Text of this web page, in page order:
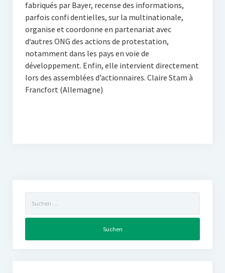
fabriqués par Bayer, recense des informations,
parfois confi dentielles, sur la multinationale,
organise et coordonne en partenariat avec
d‘autres ONG des actions de protestation,
notamment dans les pays en voie de
développement. Enfin, elle intervient directement
lors des assemblées d’actionnaires. Claire Stam à
Francfort (Allemagne)
nach: